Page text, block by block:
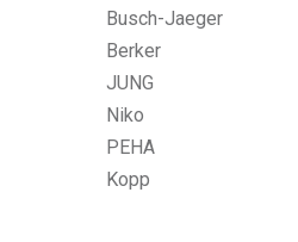
Busch-Jaeger
Berker
JUNG
Niko
PEHA
Kopp